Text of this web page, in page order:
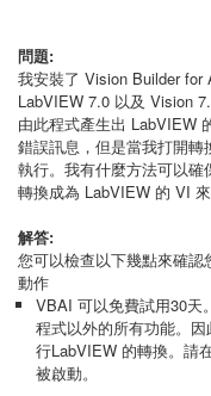
問題:
我安裝了 Vision Builder for
LabVIEW 7.0 以及 Vision
由此程式產生出 LabVIEW
錯誤訊息，但是當我打開
執行。我有什麼方法可以
轉換成為 LabVIEW 的 VI
解答:
您可以檢查以下幾點來確
動作
VBAI 可以免費試用30天
程式以外的所有功能。
行LabVIEW 的轉換。請
被啟動。